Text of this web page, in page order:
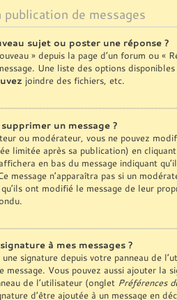
de messages
sujet ou poster une réponse ?
» depuis la page d’un forum ou «
Une liste des options
joindre des fichiers, etc.
un message ?
ou modérateur, vous ne pouvez
limitée après sa publication) en
en bas du message indiquant
message n’apparaîtra pas si un
ont modifié le message de leur
à mes messages ?
signature depuis votre panneau de
Vous pouvez aussi ajouter la
de l’utilisateur (onglet Préférences
d’être ajoutée à un message en